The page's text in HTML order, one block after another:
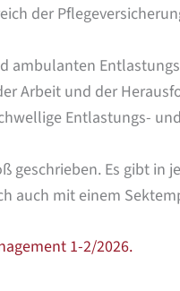
der
ambulanten
Arbeit und der
Entlastungs-
geschrieben. Es gibt
auch mit einem
1-2/2026.